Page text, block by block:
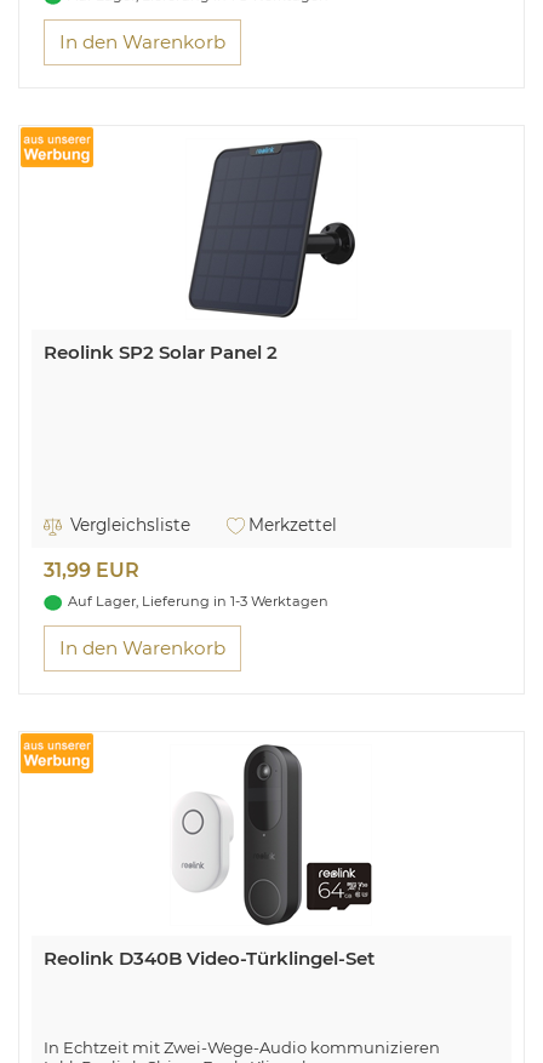
In den Warenkorb
Reolink SP2 Solar Panel 2
Vergleichsliste Merkzettel
31,99 EUR
Auf Lager, Lieferung in 1-3 Werktagen
In den Warenkorb
Reolink D340B Video-Türklingel-Set
In Echtzeit mit Zwei-Wege-Audio kommunizieren